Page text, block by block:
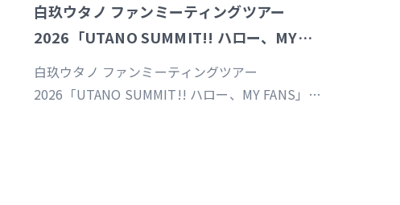
白玖ウタノ ファンミーティングツアー
2026「UTANO SUMMIT!! ハロー、MY
FANS」福岡公演
白玖ウタノ ファンミーティングツアー
2026「UTANO SUMMIT!! ハロー、MY FANS」福